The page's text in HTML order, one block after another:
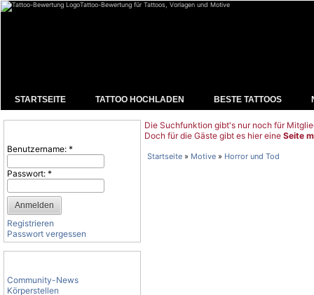
Tattoo-Bewertung für Tattoos, Vorlagen und Motive
STARTSEITE TATTOO HOCHLADEN BESTE TATTOOS
Benutzername: *
Passwort: *
Registrieren
Passwort vergessen
Community-News
Körperstellen
Die Suchfunktion gibt's nur noch für
Doch für die Gäste gibt es hier eine Seite
Startseite » Motive » Horror und Tod